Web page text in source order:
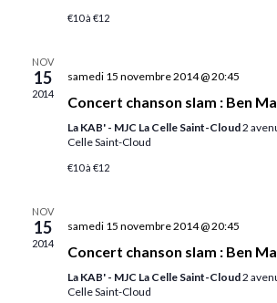
€10 à €12
NOV
15
2014
samedi 15 novembre 2014 @ 20:45
Concert chanson slam : Ben
La KAB' - MJC La Celle Saint-Cloud2
Celle Saint-Cloud
€10 à €12
NOV
15
2014
samedi 15 novembre 2014 @ 20:45
Concert chanson slam : Ben
La KAB' - MJC La Celle Saint-Cloud2
Celle Saint-Cloud